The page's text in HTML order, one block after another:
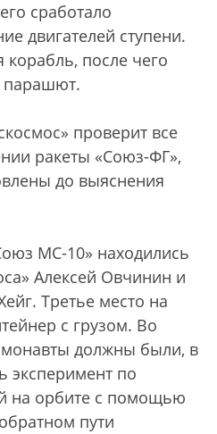
сработало
двигателей ступени.
корабль, после чего
парашют.
проверит все
ракеты «Союз-ФГ»,
до выяснения
МС-10» находились
Алексей Овчинин и
Третье место на
с грузом. Во
должны были, в
эксперимент по
на орбите с помощью
пути